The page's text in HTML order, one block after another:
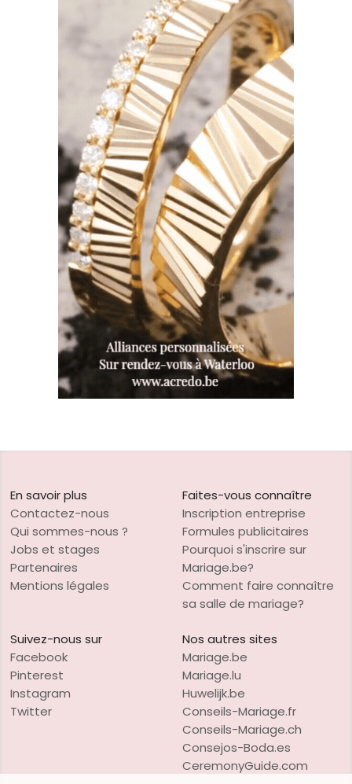
En savoir plus
Contactez-nous
Qui sommes-nous ?
Jobs et stages
Partenaires
Mentions légales
Faites-vous connaître
Inscription entreprise
Formules publicitaires
Pourquoi s'inscrire sur
Mariage.be?
Comment faire connaître
sa salle de mariage?
Suivez-nous sur
Facebook
Pinterest
Instagram
Twitter
Nos autres sites
Mariage.be
Mariage.lu
Huwelijk.be
Conseils-Mariage.fr
Conseils-Mariage.ch
Consejos-Boda.es
CeremonyGuide.com